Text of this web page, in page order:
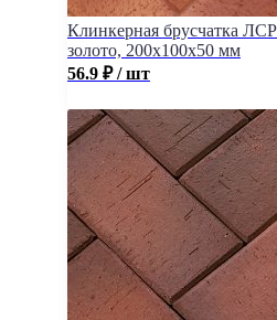
Клинкерная брусчатка
золото, 200x100x50 мм
56.9 ₽ / шт